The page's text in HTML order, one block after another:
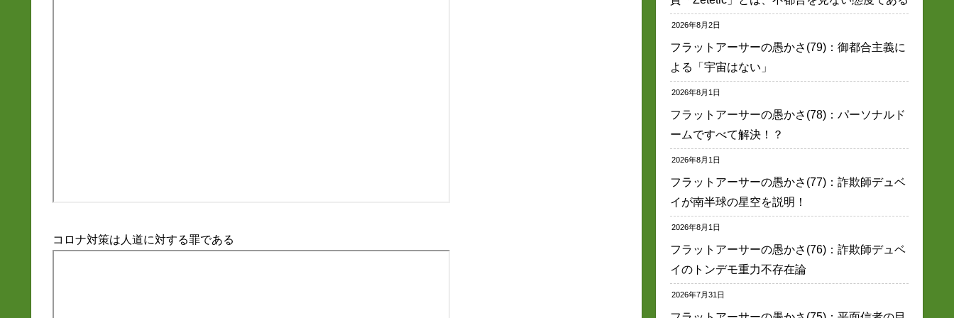
コロナ対策は人道に対する罪である
2026年8月2日
フラットアーサーの愚かさ(79)：御都合主義に
よる「宇宙はない」
2026年8月1日
フラットアーサーの愚かさ(78)：パーソナルド
ームですべて解決！？
2026年8月1日
フラットアーサーの愚かさ(77)：詐欺師デュベ
イが南半球の星空を説明！
2026年8月1日
フラットアーサーの愚かさ(76)：詐欺師デュベ
イのトンデモ重力不存在論
2026年7月31日